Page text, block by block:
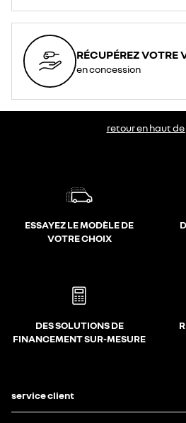
RÉCUPÉREZ VOTRE
en concession
retour en haut
ESSAYEZ LE MODÈLE DE
VOTRE CHOIX
DES SOLUTIONS DE
FINANCEMENT SUR-MESURE
service client